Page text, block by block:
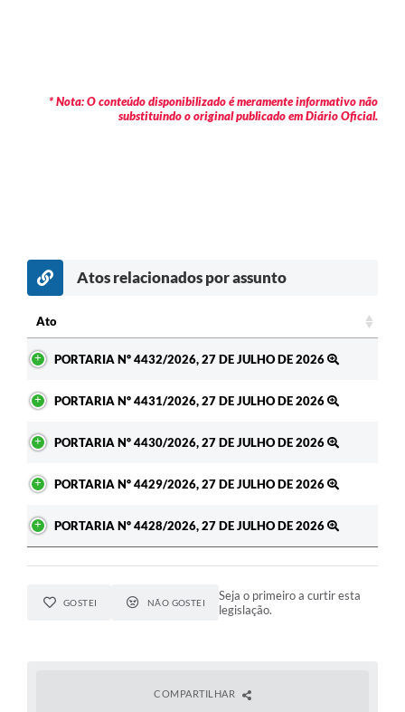
* Nota: O conteúdo disponibilizado é meramente informativo não
substituindo o original publicado em Diário Oficial.
Atos relacionados por assunto
Ato
PORTARIA Nº 4432/2026, 27 DE JULHO DE 2026
PORTARIA Nº 4431/2026, 27 DE JULHO DE 2026
PORTARIA Nº 4430/2026, 27 DE JULHO DE 2026
PORTARIA Nº 4429/2026, 27 DE JULHO DE 2026
PORTARIA Nº 4428/2026, 27 DE JULHO DE 2026
GOSTEI NÃO GOSTEI
Seja o primeiro a curtir esta
legislação.
COMPARTILHAR